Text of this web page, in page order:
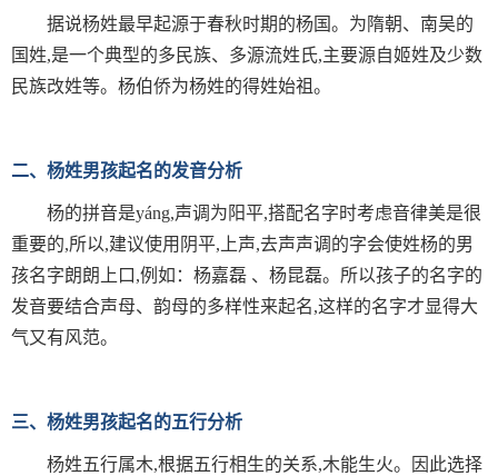
据说杨姓最早起源于春秋时期的杨国。为隋朝、南吴的
国姓,是一个典型的多民族、多源流姓氏,主要源自姬姓及少数
民族改姓等。杨伯侨为杨姓的得姓始祖。
二、杨姓男孩起名的发音分析
杨的拼音是yáng,声调为阳平,搭配名字时考虑音律美是很
重要的,所以,建议使用阴平,上声,去声声调的字会使姓杨的男
孩名字朗朗上口,例如：杨嘉磊 、杨昆磊。所以孩子的名字的
发音要结合声母、韵母的多样性来起名,这样的名字才显得大
气又有风范。
三、杨姓男孩起名的五行分析
杨姓五行属木,根据五行相生的关系,木能生火。因此选择